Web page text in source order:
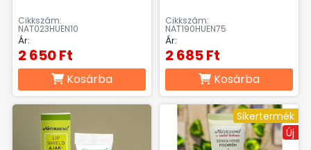
Cikkszám:
NAT023HUEN10
Ár:
2 650 Ft
Kosárba
Cikkszám:
NAT190HUEN75
Ár:
2 685 Ft
Kosárba
Sikertermék
Új